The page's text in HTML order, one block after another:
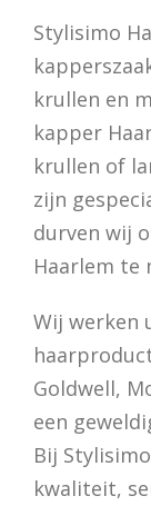
Stylisimo
krullen en
kapper
krullen of
zijn
durven wij
Haarlem te
Wij werken
Goldwell,
een
Bij
kwaliteit,